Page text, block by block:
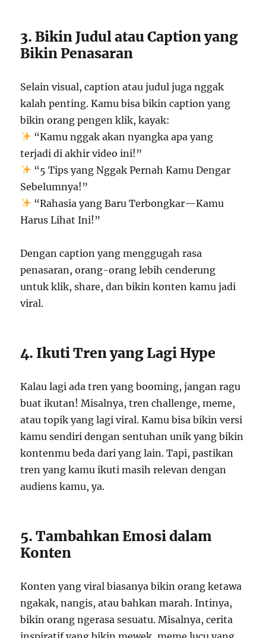
3. Bikin Judul atau Caption yang
Bikin Penasaran
Selain visual, caption atau judul juga nggak
kalah penting. Kamu bisa bikin caption yang
bikin orang pengen klik, kayak:
“Kamu nggak akan nyangka apa yang
terjadi di akhir video ini!”
“5 Tips yang Nggak Pernah Kamu Dengar
Sebelumnya!”
“Rahasia yang Baru Terbongkar—Kamu
Harus Lihat Ini!”
Dengan caption yang menggugah rasa
penasaran, orang-orang lebih cenderung
untuk klik, share, dan bikin konten kamu jadi
viral.
4. Ikuti Tren yang Lagi Hype
Kalau lagi ada tren yang booming, jangan ragu
buat ikutan! Misalnya, tren challenge, meme,
atau topik yang lagi viral. Kamu bisa bikin versi
kamu sendiri dengan sentuhan unik yang bikin
kontenmu beda dari yang lain. Tapi, pastikan
tren yang kamu ikuti masih relevan dengan
audiens kamu, ya.
5. Tambahkan Emosi dalam
Konten
Konten yang viral biasanya bikin orang ketawa
ngakak, nangis, atau bahkan marah. Intinya,
bikin orang ngerasa sesuatu. Misalnya, cerita